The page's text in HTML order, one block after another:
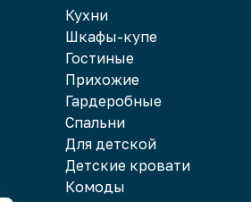
Кухни
Шкафы-купе
Гостиные
Прихожие
Гардеробные
Спальни
Для детской
Детские кровати
Комоды